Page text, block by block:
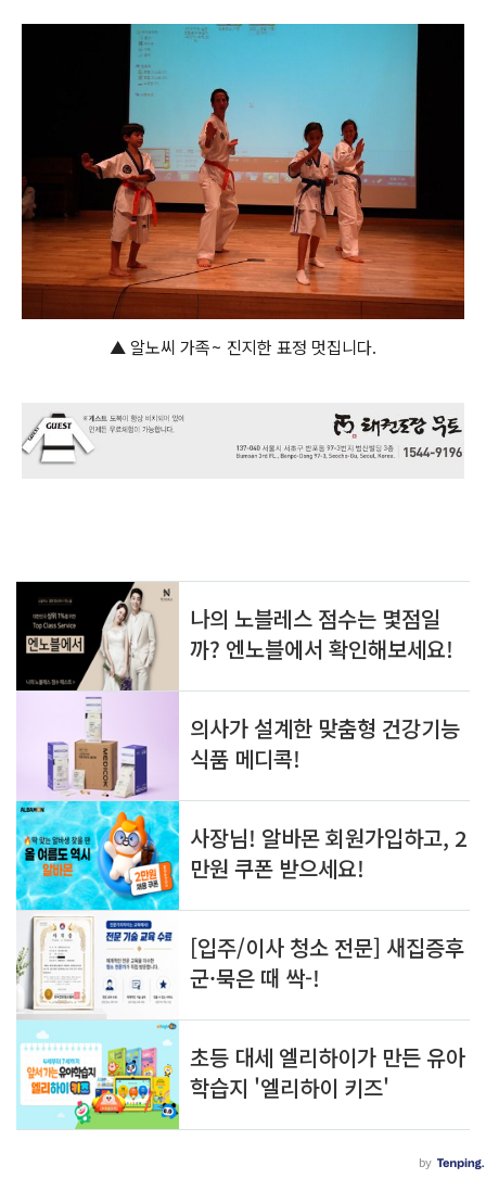
▲ 알노씨 가족~ 진지한 표정 멋집니다.